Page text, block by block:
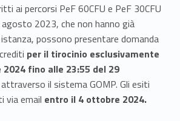
ai percorsi PeF 60CFU e PeF 30CFU
agosto 2023, che non hanno già
possono presentare domanda
per il tirocinio esclusivamente
fino alle 23:55 del 29
il sistema GOMP. Gli esiti
via email entro il 4 ottobre 2024.